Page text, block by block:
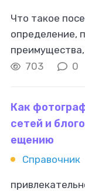
Что такое
определение,
эффективному
703 0
Как
сетей и
ещению
Справочник